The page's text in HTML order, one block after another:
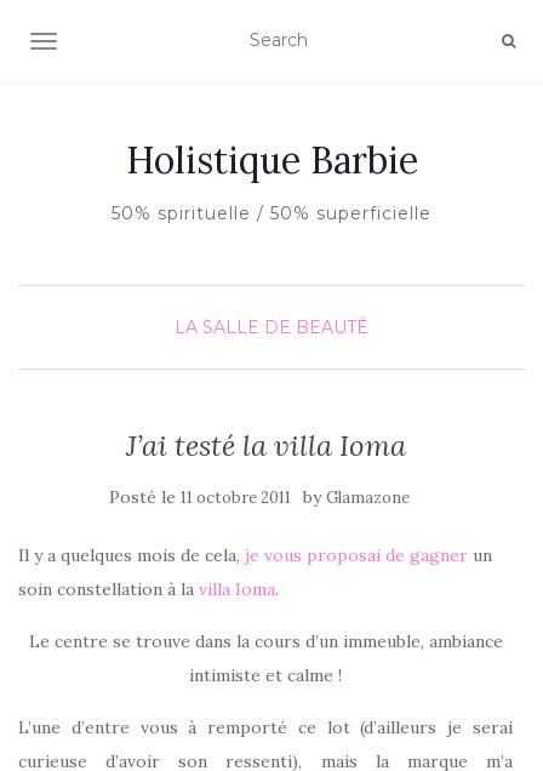
AFFICHER/MASQUER LA NAVIGATION
Holistique Barbie
50% spirituelle / 50% superficielle
LA SALLE DE BEAUTÉ
J’ai testé la villa Ioma
Posté le 11 octobre 2011 byGlamazone
Il y a quelques mois de cela, je vous proposai de gagner un
soin constellation à la villa Ioma.
Le centre se trouve dans la cours d’un immeuble, ambiance
intimiste et calme !
L’une d’entre vous à remporté ce lot (d’ailleurs je serai
curieuse d’avoir son ressenti), mais la marque m’a